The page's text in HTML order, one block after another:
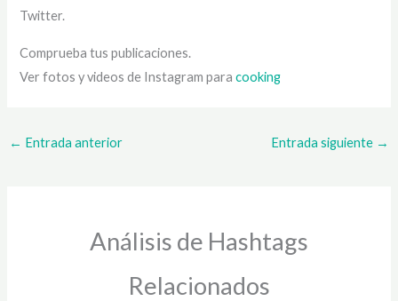
Twitter.
Comprueba tus publicaciones.
Ver fotos y videos de Instagram paracooking
← Entrada anterior Entrada siguiente →
Análisis de Hashtags
Relacionados